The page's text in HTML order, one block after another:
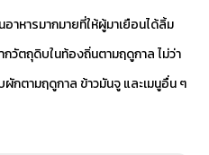
าหารมากมายที่ให้ผู้มาเยือนได้ลิ้ม
วัตถุดิบในท้องถิ่นตามฤดูกาล ไม่ว่า
กตามฤดูกาล ข้าวมันจู และเมนูอื่น ๆ